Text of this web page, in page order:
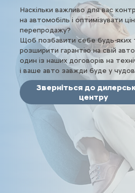
Наскільки важливо для вас
на автомобіль і оптимізувати
перепродажу?
Щоб позбавити себе будь-
розширити гарантію на свій
один із наших договорів на
і ваше авто завжди буде у
Зверніться до
центру